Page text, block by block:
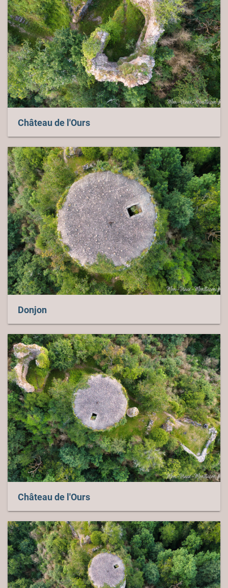
Château de l'Ours
Donjon
Château de l'Ours